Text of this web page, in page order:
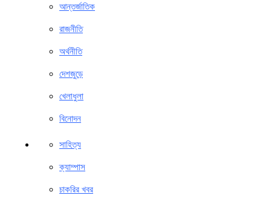
আন্তর্জাতিক
রাজনীতি
অর্থনীতি
দেশজুড়ে
খেলাধুলা
বিনোদন
সাহিত্য
ক্যাম্পাস
চাকরির খবর